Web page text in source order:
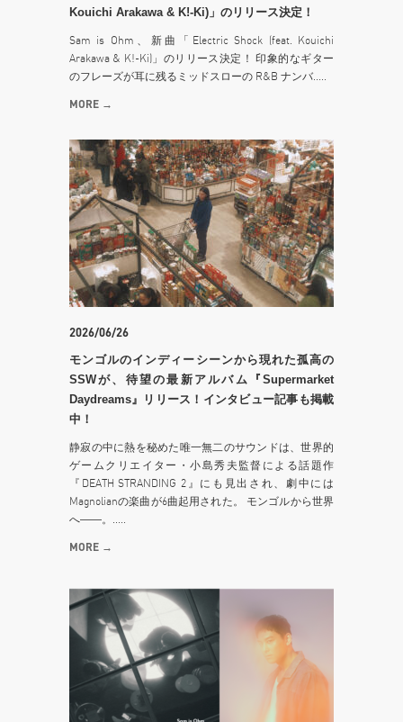
Kouichi Arakawa & K!-Ki)」のリリース決定！
Sam is Ohm、新曲「Electric Shock (feat. Kouichi
Arakawa & K!-Ki)」のリリース決定！ 印象的なギター
のフレーズが耳に残るミッドスローの R&B ナンバ.....
MORE →
2026/06/26
モンゴルのインディーシーンから現れた孤高の
SSWが、待望の最新アルバム『Supermarket
Daydreams』リリース！インタビュー記事も掲載
中！
静寂の中に熱を秘めた唯一無二のサウンドは、世界的
ゲームクリエイター・小島秀夫監督による話題作
『DEATH STRANDING 2』にも見出され、劇中には
Magnolianの楽曲が6曲起用された。 モンゴルから世界
へ――。.....
MORE →